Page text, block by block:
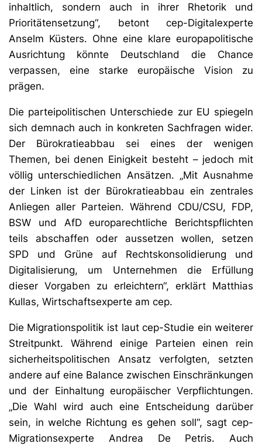
inhaltlich, sondern auch in ihrer Rhetorik und
Prioritätensetzung“, betont cep-Digitalexperte
Anselm Küsters. Ohne eine klare europapolitische
Ausrichtung könnte Deutschland die Chance
verpassen, eine starke europäische Vision zu
prägen.
Die parteipolitischen Unterschiede zur EU spiegeln
sich demnach auch in konkreten Sachfragen wider.
Der Bürokratieabbau sei eines der wenigen
Themen, bei denen Einigkeit besteht – jedoch mit
völlig unterschiedlichen Ansätzen. „Mit Ausnahme
der Linken ist der Bürokratieabbau ein zentrales
Anliegen aller Parteien. Während CDU/CSU, FDP,
BSW und AfD europarechtliche Berichtspflichten
teils abschaffen oder aussetzen wollen, setzen
SPD und Grüne auf Rechtskonsolidierung und
Digitalisierung, um Unternehmen die Erfüllung
dieser Vorgaben zu erleichtern“, erklärt Matthias
Kullas, Wirtschaftsexperte am cep.
Die Migrationspolitik ist laut cep-Studie ein weiterer
Streitpunkt. Während einige Parteien einen rein
sicherheitspolitischen Ansatz verfolgten, setzten
andere auf eine Balance zwischen Einschränkungen
und der Einhaltung europäischer Verpflichtungen.
„Die Wahl wird auch eine Entscheidung darüber
sein, in welche Richtung es gehen soll“, sagt cep-
Migrationsexperte Andrea De Petris. Auch